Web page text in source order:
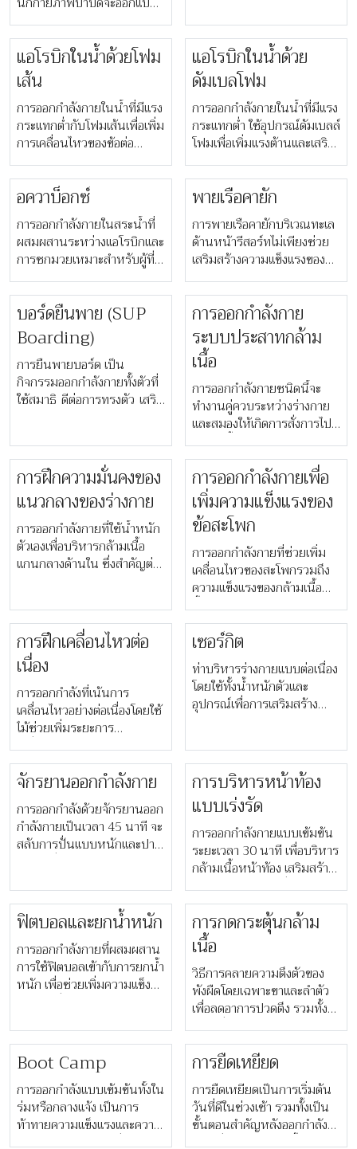
โปรแกรมการออกกำลังกาย
โดยใช้อุปกรณ์หลากหลาย
ชนิดสำหรับคุณ เพื่อเสริม
ความแข็งแรงและความคล่อง
ตัว
สร้างความแข็งแรงของกล้าม
เนื้อและความยืดหยุ่นของ
ร่างกาย
แอโรบิกในน้ำด้วยโฟม
เส้น
การออกกำลังกายในน้ำที่มีแรง
กระแทกต่ำกับโฟมเส้นเพื่อเพิ่ม
การเคลื่อนไหวของข้อต่อ
พัฒนาการทรงตัว รวมถึง
ระบบหัวใจและหลอดเลือด
แอโรบิกในน้ำด้วย
ดัมเบลโฟม
การออกกำลังกายในน้ำที่มีแรง
กระแทกต่ำ ใช้อุปกรณ์ดัมเบลล์
โฟมเพื่อเพิ่มแรงต้านและเสริม
สร้างความแข็งแรงแก่กล้าม
เนื้อ ระบบหัวใจและหลอดเลือด
อควาบ็อกซ์
การออกกำลังกายในสระน้ำที่
ผสมผสานระหว่างแอโรบิกและ
การชกมวยเหมาะสำหรับผู้ที่มี
ระดับความแข็งแรงระดับปาน
กลาง
พายเรือคายัก
การพายเรือคายักบริเวณทะเล
ด้านหน้ารีสอร์ทไม่เพียงช่วย
เสริมสร้างความแข็งแรงของ
ร่างกายช่วงบน แต่ยังมอบ
ประสบการณ์ความสงบและ
ผ่อนคลายโดยเฉพาะอย่างยิ่ง
ช่วงพระอาทิตย์ขึ้นที่มีแสง
ระยิบระยับบนผิวน้ำ
บอร์ดยืนพาย (SUP
Boarding)
การยืนพายบอร์ด เป็น
กิจกรรมออกกำลังกายทั้งตัวที่
ใช้สมาธิ ดีต่อการทรงตัว เสริม
รวมถึงการฝึกสติ เหมาะ
สำหรับผู้ที่ต้องการออกกำลัง
กายเบาๆ บนผิวน้ำ
​​การออกกำลังกาย
ระบบประสาทกล้าม
เนื้อ ​
การออกกำลังกายชนิดนี้จะ
ทำงานคู่ควบระหว่างร่างกาย
และสมองให้เกิดการสั่งการไปที่
กล้ามเนื้อหดตัว โดยใช้นำ้
หนักของตัวเอง ร่วมกับการ
เคลื่อนไหว ผลของเทคนิคนี้
ทำให้ร่างกายเกิดความคล่องตัว
เกิดการทำงานของกล้ามเนื้อ
แบบคู่ควบ เหมาะสำหรับผู้
ต้องการลดความเสี่ยงจากการ
เกิดอุบัติเหตุจากการออกกำลัง
กาย
การฝึกความมั่นคงของ
แนวกลางของร่างกาย
การออกกำลังกายที่ใช้น้ำหนัก
ตัวเองเพื่อบริหารกล้ามเนื้อ
แกนกลางด้านใน ซึ่งสำคัญต่อ
การออกกำลังกายเพื่อ
เพิ่มความแข็งแรงของ
ข้อสะโพก
การออกกำลังกายที่ช่วยเพิ่ม
เคลื่อนไหวของสะโพกรวมถึง
ความแข็งแรงของกล้ามเนื้อ
ตั้งแต่บริเวณกระดูกสันหลัง
ส่วนล่างไปยังต้นขา เหมาะ
อย่างยิ่งสำหรับผู้ที่นั่งเป็นเวลา
นาน
การฝึกเคลื่อนไหวต่อ
เนื่อง
การออกกำลังที่เน้นการ
เคลื่อนไหวอย่างต่อเนื่องโดยใช้
ไม้ช่วยเพิ่มระยะการ
เคลื่อนไหวของร่างกาย กระตุ้น
กล้ามเนื้อ และเสริมสร้างความ
แข็งแรงแก่ทุกส่วนของร่างกาย
เซอร์กิต
ท่าบริหารร่างกายแบบต่อเนื่อง
โดยใช้ทั้งน้ำหนักตัวและ
อุปกรณ์เพื่อการเสริมสร้าง
จักรยานออกกำลังกาย
การออกกำลังด้วยจักรยานออก
กำลังกายเป็นเวลา 45 นาที จะ
สลับการปั่นแบบหนักและปาน
และเผาผลาญแคลอรี่
การบริหารหน้าท้อง
แบบเร่งรัด
การออกกำลังกายแบบเข้มข้น
ระยะเวลา 30 นาที เพื่อบริหาร
กล้ามเนื้อหน้าท้อง เสริมสร้าง
ความแข็งแรงและเพิ่มความ
มั่นคงแก่แกนกลางลำตัว
ฟิตบอลและยกน้ำหนัก
การออกกำลังกายที่ผสมผสาน
การใช้ฟิตบอลเข้ากับการยกน้ำ
หนัก เพื่อช่วยเพิ่มความแข็ง
การกดกระตุ้นกล้าม
เนื้อ
วิธีการคลายความตึงตัวของ
พังผืดโดยเฉพาะขาและลำตัว
เพื่อลดอาการปวดตึง รวมทั้ง
ช่วยเพิ่มความคล่องตัวด้วยการ
กลิ้งไปมาบนลูกบอลหรือลูก
กลิ้งทรงกระบอก
Boot Camp
การออกกำลังแบบเข้มข้นทั้งใน
ร่มหรือกลางแจ้ง เป็นการ
ท้าทายความแข็งแรงและความ
ทนทาน เหมาะอย่างยิ่งสำหรับ
การยืดเหยียด
การยืดเหยียดเป็นการเริ่มต้น
วันที่ดีในช่วงเช้า รวมทั้งเป็น
ขั้นตอนสำคัญหลังออกกำลัง
กายเพื่อคลายกล้ามเนื้อ ทีม